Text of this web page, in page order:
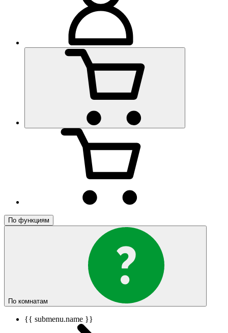
По функциям
По комнатам
{{ submenu.name }}